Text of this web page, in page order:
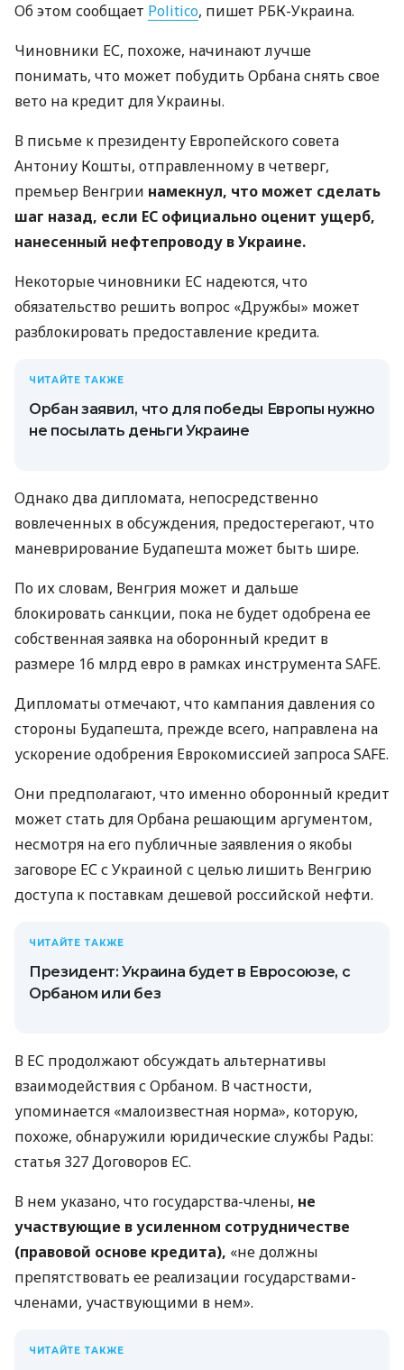
Об этом сообщает Politico, пишет РБК-Украина.
Чиновники ЕС, похоже, начинают лучше
понимать, что может побудить Орбана снять свое
вето на кредит для Украины.
В письме к президенту Европейского совета
Антониу Кошты, отправленному в четверг,
премьер Венгрии намекнул, что может сделать
шаг назад, если ЕС официально оценит ущерб,
нанесенный нефтепроводу в Украине.
Некоторые чиновники ЕС надеются, что
обязательство решить вопрос «Дружбы» может
разблокировать предоставление кредита.
ЧИТАЙТЕ ТАКЖЕ
Орбан заявил, что для победы Европы нужно
не посылать деньги Украине
Однако два дипломата, непосредственно
вовлеченных в обсуждения, предостерегают, что
маневрирование Будапешта может быть шире.
По их словам, Венгрия может и дальше
блокировать санкции, пока не будет одобрена ее
собственная заявка на оборонный кредит в
размере 16 млрд евро в рамках инструмента SAFE.
Дипломаты отмечают, что кампания давления со
стороны Будапешта, прежде всего, направлена ​​на
ускорение одобрения Еврокомиссией запроса SAFE.
Они предполагают, что именно оборонный кредит
может стать для Орбана решающим аргументом,
несмотря на его публичные заявления о якобы
заговоре ЕС с Украиной с целью лишить Венгрию
доступа к поставкам дешевой российской нефти.
ЧИТАЙТЕ ТАКЖЕ
Президент: Украина будет в Евросоюзе, с
Орбаном или без
В ЕС продолжают обсуждать альтернативы
взаимодействия с Орбаном. В частности,
упоминается «малоизвестная норма», которую,
похоже, обнаружили юридические службы Рады:
статья 327 Договоров ЕС.
В нем указано, что государства-члены, не
участвующие в усиленном сотрудничестве
(правовой основе кредита), «не должны
препятствовать ее реализации государствами-
членами, участвующими в нем».
ЧИТАЙТЕ ТАКЖЕ